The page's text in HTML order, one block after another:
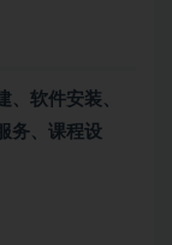
、软件安装、
务、课程设